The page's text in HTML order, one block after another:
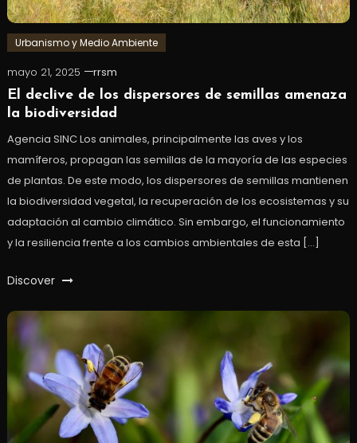
Urbanismo y Medio Ambiente
mayo 21, 2025
rrsm
El declive de los dispersores de semillas amenaza
la biodiversidad
Agencia SINC Los animales, principalmente las aves y los
mamíferos, propagan las semillas de la mayoría de las especies
de plantas. De este modo, los dispersores de semillas mantienen
la biodiversidad vegetal, la recuperación de los ecosistemas y su
adaptación al cambio climático. Sin embargo, el funcionamiento
y la resiliencia frente a los cambios ambientales de esta […]
Discover